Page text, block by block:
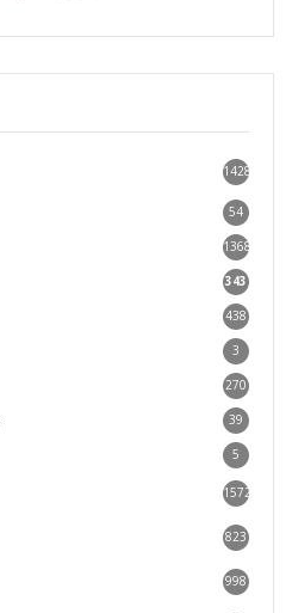
1428
54
1368
343
438
3
270
39
5
1572
823
998